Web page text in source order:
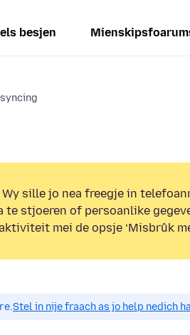
besjen
syncing
Wy sille jo nea freegje in
te stjoeren of persoanlike
mei de opsje ‘Misbrûk
Stel in nije fraach as jo help nedich